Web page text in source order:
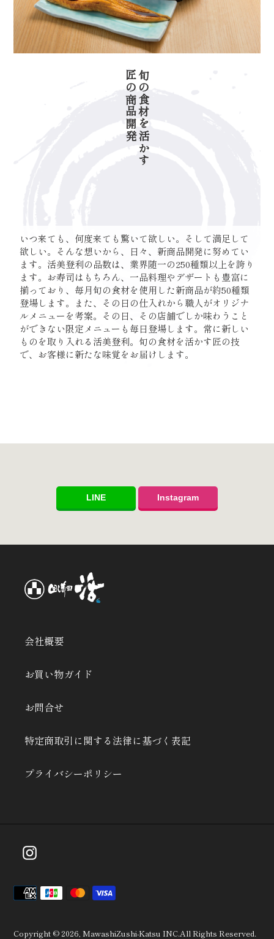
旬の食材を活かす
匠の商品開発
いつ来ても、何度来ても驚いて欲しい。そして満足して
欲しい。そんな想いから、日々、新商品開発に努めてい
ます。活美登利の品数は、業界随一の250種類以上を誇り
ます。お寿司はもちろん、一品料理やデザートも豊富に
揃っており、毎月旬の食材を使用した新商品が約50種類
登場します。また、その日の仕入れから職人がオリジナ
ルメニューを考案。その日、その店舗でしか味わうこと
ができない限定メニューも毎日登場します。常に新しい
ものを取り入れる活美登利。旬の食材を活かす匠の技
で、お客様に新たな味覚をお届けします。
LINE Instagram
会社概要
お買い物ガイド
お問合せ
特定商取引に関する法律に基づく表記
プライバシーポリシー
Instagram
決
済
法
Copyright © 2026, MawashiZushi-Katsu INC.All Rights Reserved.